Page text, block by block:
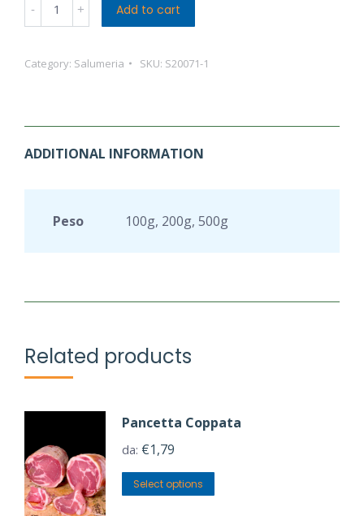
Verdi
quantity
Add to cart
Category: Salumeria SKU: S20071-1
ADDITIONAL INFORMATION
Peso 100g, 200g, 500g
Related products
Pancetta Coppata
da: €1,79
Select options